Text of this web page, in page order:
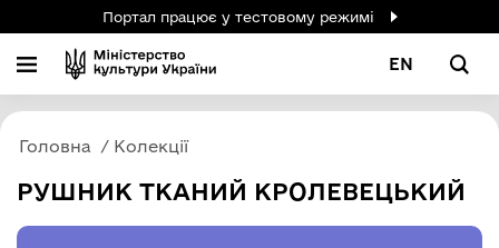
Портал працює у тестовому режимі
EN
Головна Колекції
РУШНИК ТКАНИЙ КРОЛЕВЕЦЬКИЙ